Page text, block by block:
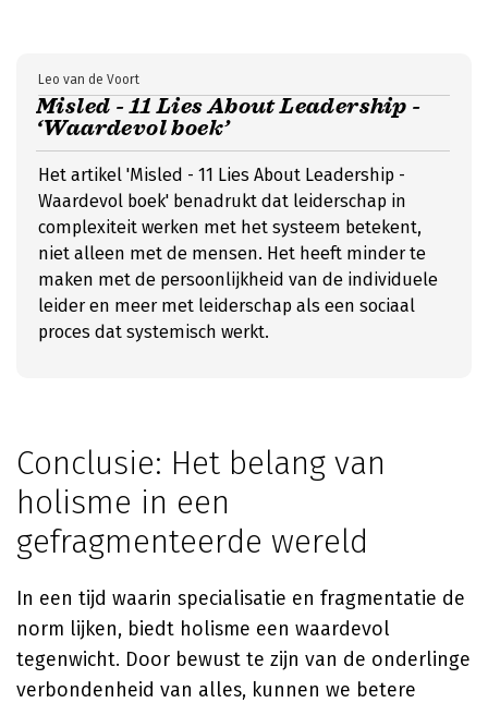
Misled - 11 Lies About Leadership -
‘Waardevol boek’
Leo van de Voort
Het artikel 'Misled - 11 Lies About Leadership -
Waardevol boek' benadrukt dat leiderschap in
complexiteit werken met het systeem betekent,
niet alleen met de mensen. Het heeft minder te
maken met de persoonlijkheid van de individuele
leider en meer met leiderschap als een sociaal
proces dat systemisch werkt.
Conclusie: Het belang van
holisme in een
gefragmenteerde wereld
In een tijd waarin specialisatie en fragmentatie de
norm lijken, biedt holisme een waardevol
tegenwicht. Door bewust te zijn van de onderlinge
verbondenheid van alles, kunnen we betere